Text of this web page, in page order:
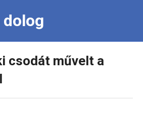
csodát művelt a